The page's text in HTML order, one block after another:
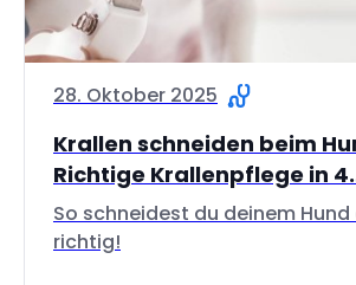
28. Oktober 2025
Krallen schneiden beim
Richtige Krallenpflege in
So schneidest du deinem Hund
richtig!